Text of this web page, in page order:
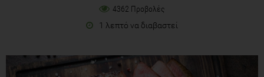
4362 Προβολές
1 λεπτό να διαβαστεί